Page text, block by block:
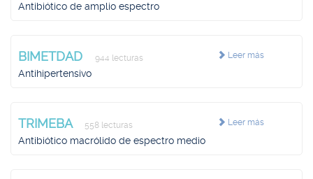
Antibiótico de amplio espectro
Leer más
BIMETDAD 944 lecturas
Antihipertensivo
Leer más
TRIMEBA 558 lecturas
Antibiótico macrólido de espectro medio